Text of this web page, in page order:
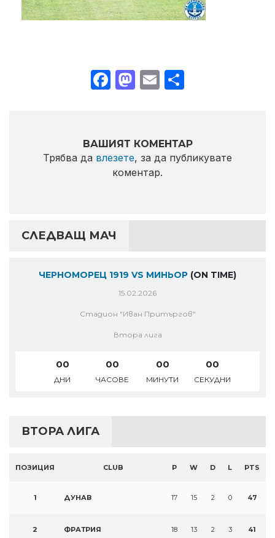
Facebook
Mastodon
Email
ВАШИЯТ КОМЕНТАР
Трябва да влезете, за да публикувате
коментар.
СЛЕДВАЩ МАЧ
ЧЕРНОМОРЕЦ 1919 VS МИНЬОР (ON TIME)
15.02.2026
Стадион "Иван Притъргов"
Втора лига
00
ДНИ
00
ЧАСОВЕ
00
МИНУТИ
00
СЕКУДНИ
ВТОРА ЛИГА
ПОЗИЦИЯ CLUB P W D L PTS
1 ДУНАВ 17 15 2 0 47
2 ФРАТРИЯ 18 13 2 3 41